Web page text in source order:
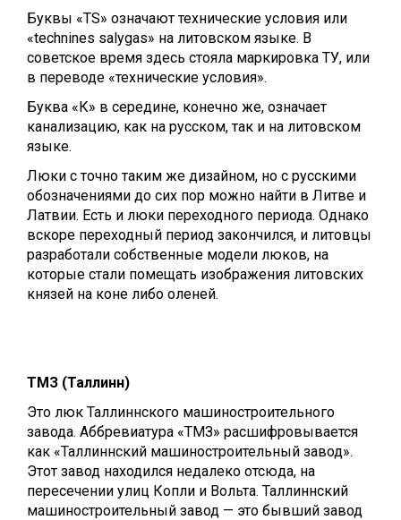
Буквы «TS» означают технические условия или
«technines salygas» на литовском языке. В
советское время здесь стояла маркировка ТУ, или
в переводе «технические условия».
Буква «К» в середине, конечно же, означает
канализацию, как на русском, так и на литовском
языке.
Люки с точно таким же дизайном, но с русскими
обозначениями до сих пор можно найти в Литве и
Латвии. Есть и люки переходного периода. Однако
вскоре переходный период закончился, и литовцы
разработали собственные модели люков, на
которые стали помещать изображения литовских
князей на коне либо оленей.
ТМЗ (Таллинн)
Это люк Таллиннского машиностроительного
завода. Аббревиатура «ТМЗ» расшифровывается
как «Таллиннский машиностроительный завод».
Этот завод находился недалеко отсюда, на
пересечении улиц Копли и Вольта. Таллиннский
машиностроительный завод — это бывший завод